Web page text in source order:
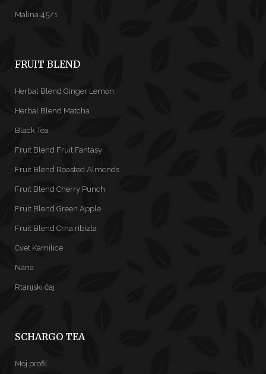
Malina 45/1
FRUIT BLEND
Herbal Blend Ginger Lemon
Herbal Blend Matcha
Black Tea
Fruit Blend Fruit Fantasy
Fruit Blend Roasted Almonds
Fruit Blend Cherry Punch
Fruit Blend Green Apple
Fruit Blend Crna ribizla
Cvet Kamilice
Nana
Rtanjski čaj
SCHARGO TEA
Moj profil